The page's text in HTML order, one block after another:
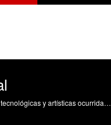
Divulgación de las actividades científicas, tecnológicas y artísticas ocurridas en los tres campus de la UPV